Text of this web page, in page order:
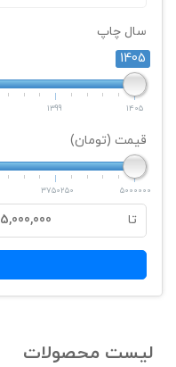
سال چاپ
1405
1399 1405
قیمت (تومان)
3750250 5000000
تا 5,000,000
لیست محصولات